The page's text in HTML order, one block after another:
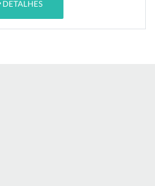
DETALHES